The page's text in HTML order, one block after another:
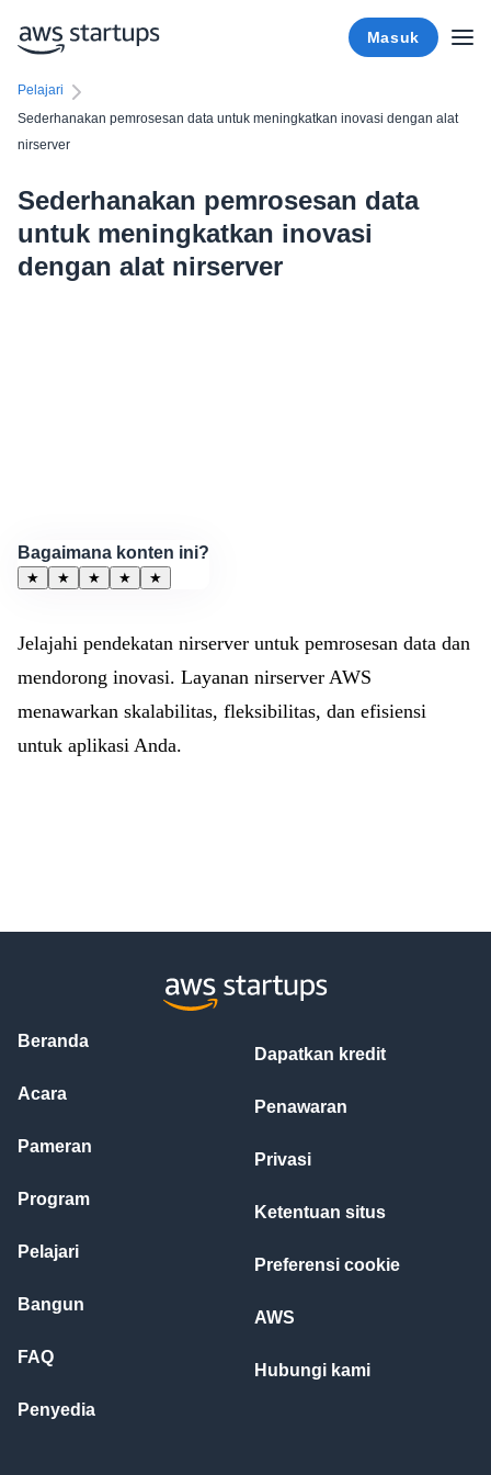
Masuk
Pelajari
Sederhanakan pemrosesan data untuk meningkatkan inovasi dengan alat
nirserver
Sederhanakan pemrosesan data
untuk meningkatkan inovasi
dengan alat nirserver
Bagaimana konten ini?
★ ★ ★ ★ ★
Jelajahi pendekatan nirserver untuk pemrosesan data dan
mendorong inovasi. Layanan nirserver AWS
menawarkan skalabilitas, fleksibilitas, dan efisiensi
untuk aplikasi Anda.
Beranda
Acara
Pameran
Program
Pelajari
Bangun
FAQ
Penyedia
Dapatkan kredit
Penawaran
Privasi
Ketentuan situs
Preferensi cookie
AWS
Hubungi kami